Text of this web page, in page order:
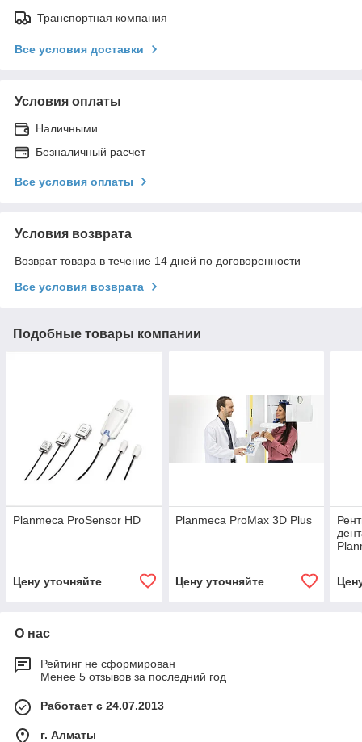
Транспортная компания
Все условия доставки
Условия оплаты
Наличными
Безналичный расчет
Все условия оплаты
Условия возврата
Возврат товара в течение 14 дней по договоренности
Все условия возврата
Подобные товары компании
Planmeca ProSensor HD
Цену уточняйте
Planmeca ProMax 3D Plus
Цену уточняйте
О нас
Рейтинг не сформирован
Менее 5 отзывов за последний год
Работает с 24.07.2013
г. Алматы